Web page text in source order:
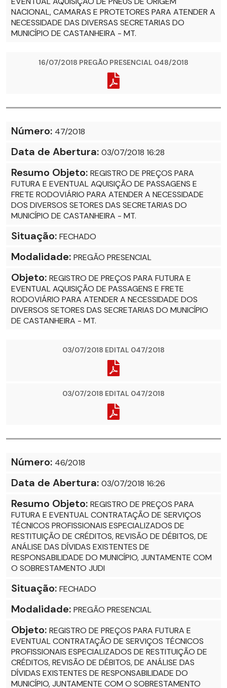
NACIONAL, CAMARAS E PROTETORES PARA ATENDER A
NECESSIDADE DAS DIVERSAS SECRETARIAS DO
MUNICÍPIO DE CASTANHEIRA - MT.
16/07/2018 PREGÃO PRESENCIAL 048/2018
Número: 47/2018
Data de Abertura: 03/07/2018 16:28
Resumo Objeto: REGISTRO DE PREÇOS PARA
FUTURA E EVENTUAL AQUISIÇÃO DE PASSAGENS E
FRETE RODOVIÁRIO PARA ATENDER A NECESSIDADE
DOS DIVERSOS SETORES DAS SECRETARIAS DO
MUNICÍPIO DE CASTANHEIRA - MT.
Situação: FECHADO
Modalidade: PREGÃO PRESENCIAL
Objeto: REGISTRO DE PREÇOS PARA FUTURA E
EVENTUAL AQUISIÇÃO DE PASSAGENS E FRETE
RODOVIÁRIO PARA ATENDER A NECESSIDADE DOS
DIVERSOS SETORES DAS SECRETARIAS DO MUNICÍPIO
DE CASTANHEIRA - MT.
03/07/2018 EDITAL 047/2018
03/07/2018 EDITAL 047/2018
Número: 46/2018
Data de Abertura: 03/07/2018 16:26
Resumo Objeto: REGISTRO DE PREÇOS PARA
FUTURA E EVENTUAL CONTRATAÇÃO DE SERVIÇOS
TÉCNICOS PROFISSIONAIS ESPECIALIZADOS DE
RESTITUIÇÃO DE CRÉDITOS, REVISÃO DE DÉBITOS, DE
ANÁLISE DAS DÍVIDAS EXISTENTES DE
RESPONSABILIDADE DO MUNICÍPIO, JUNTAMENTE COM
O SOBRESTAMENTO JUDI
Situação: FECHADO
Modalidade: PREGÃO PRESENCIAL
Objeto: REGISTRO DE PREÇOS PARA FUTURA E
EVENTUAL CONTRATAÇÃO DE SERVIÇOS TÉCNICOS
PROFISSIONAIS ESPECIALIZADOS DE RESTITUIÇÃO DE
CRÉDITOS, REVISÃO DE DÉBITOS, DE ANÁLISE DAS
DÍVIDAS EXISTENTES DE RESPONSABILIDADE DO
MUNICÍPIO, JUNTAMENTE COM O SOBRESTAMENTO